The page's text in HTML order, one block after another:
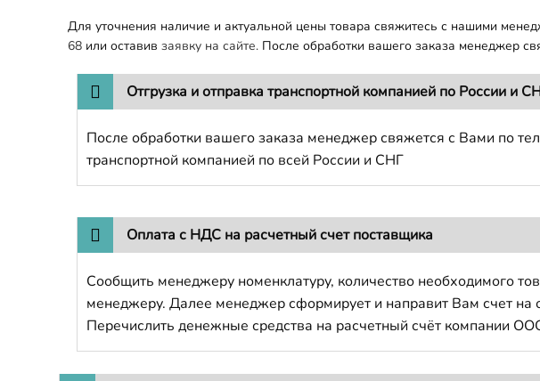
Для уточнения наличие и актуальной цены товара свяжитесь с нашими
68 или оставив заявку на сайте. После обработки вашего заказа менеджер
Отгрузка и отправка транспортной компанией по России и
После обработки вашего заказа менеджер свяжется с Вами по
транспортной компанией по всей России и СНГ
Оплата с НДС на расчетный счет поставщика
Сообщить менеджеру номенклатуру, количество необходимого
менеджеру. Далее менеджер сформирует и направит Вам счет на
Перечислить денежные средства на расчетный счёт компании